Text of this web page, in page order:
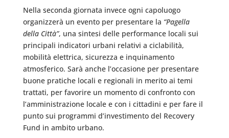
Nella seconda giornata invece ogni capoluogo
organizzerà un evento per presentare la “Pagella
della Città”, una sintesi delle performance locali sui
principali indicatori urbani relativi a ciclabilità,
mobilità elettrica, sicurezza e inquinamento
atmosferico. Sarà anche l’occasione per presentare
buone pratiche locali e regionali in merito ai temi
trattati, per favorire un momento di confronto con
l’amministrazione locale e con i cittadini e per fare il
punto sui programmi d’investimento del Recovery
Fund in ambito urbano.